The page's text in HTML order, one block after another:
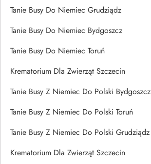
Tanie Busy Do Niemiec Grudziądz
Tanie Busy Do Niemiec Bydgoszcz
Tanie Busy Do Niemiec Toruń
Krematorium Dla Zwierząt Szczecin
Tanie Busy Z Niemiec Do Polski Bydgoszcz
Tanie Busy Z Niemiec Do Polski Toruń
Tanie Busy Z Niemiec Do Polski Grudziądz
Krematorium Dla Zwierząt Szczecin